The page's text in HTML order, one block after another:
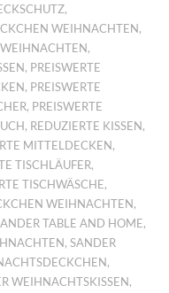
,
WEIHNACHTEN,
,
, PREISWERTE
, PREISWERTE
, PREISWERTE
, REDUZIERTE KISSEN,
MITTELDECKEN,
TISCHLÄUFER,
TISCHWÄSCHE,
WEIHNACHTEN,
TABLE AND HOME,
,SANDER
,
WEIHNACHTSKISSEN,